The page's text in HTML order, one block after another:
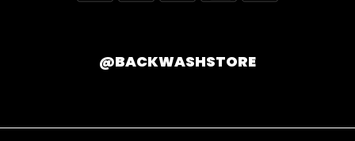
@BACKWASHSTORE